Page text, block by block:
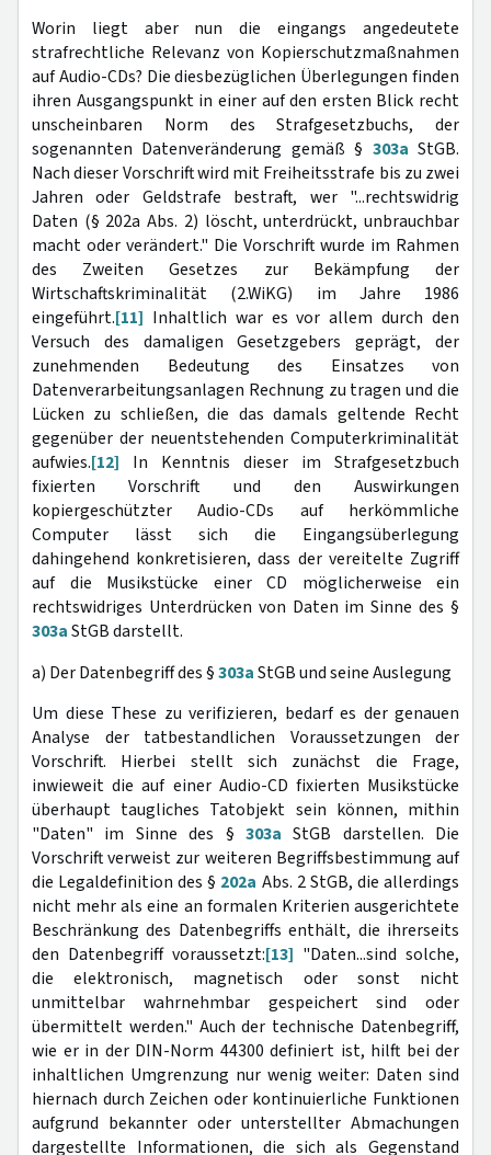
Worin liegt aber nun die eingangs angedeutete
strafrechtliche Relevanz von Kopierschutzmaßnahmen
auf Audio-CDs? Die diesbezüglichen Überlegungen finden
ihren Ausgangspunkt in einer auf den ersten Blick recht
unscheinbaren Norm des Strafgesetzbuchs, der
sogenannten Datenveränderung gemäß § 303a StGB.
Nach dieser Vorschrift wird mit Freiheitsstrafe bis zu zwei
Jahren oder Geldstrafe bestraft, wer "...rechtswidrig
Daten (§ 202a Abs. 2) löscht, unterdrückt, unbrauchbar
macht oder verändert." Die Vorschrift wurde im Rahmen
des Zweiten Gesetzes zur Bekämpfung der
Wirtschaftskriminalität (2.WiKG) im Jahre 1986
eingeführt.[11] Inhaltlich war es vor allem durch den
Versuch des damaligen Gesetzgebers geprägt, der
zunehmenden Bedeutung des Einsatzes von
Datenverarbeitungsanlagen Rechnung zu tragen und die
Lücken zu schließen, die das damals geltende Recht
gegenüber der neuentstehenden Computerkriminalität
aufwies.[12] In Kenntnis dieser im Strafgesetzbuch
fixierten Vorschrift und den Auswirkungen
kopiergeschützter Audio-CDs auf herkömmliche
Computer lässt sich die Eingangsüberlegung
dahingehend konkretisieren, dass der vereitelte Zugriff
auf die Musikstücke einer CD möglicherweise ein
rechtswidriges Unterdrücken von Daten im Sinne des §
303aStGB darstellt.
a) Der Datenbegriff des §303aStGB und seine Auslegung
Um diese These zu verifizieren, bedarf es der genauen
Analyse der tatbestandlichen Voraussetzungen der
Vorschrift. Hierbei stellt sich zunächst die Frage,
inwieweit die auf einer Audio-CD fixierten Musikstücke
überhaupt taugliches Tatobjekt sein können, mithin
"Daten" im Sinne des § 303a StGB darstellen. Die
Vorschrift verweist zur weiteren Begriffsbestimmung auf
die Legaldefinition des § 202a Abs. 2 StGB, die allerdings
nicht mehr als eine an formalen Kriterien ausgerichtete
Beschränkung des Datenbegriffs enthält, die ihrerseits
den Datenbegriff voraussetzt:[13] "Daten...sind solche,
die elektronisch, magnetisch oder sonst nicht
unmittelbar wahrnehmbar gespeichert sind oder
übermittelt werden." Auch der technische Datenbegriff,
wie er in der DIN-Norm 44300 definiert ist, hilft bei der
inhaltlichen Umgrenzung nur wenig weiter: Daten sind
hiernach durch Zeichen oder kontinuierliche Funktionen
aufgrund bekannter oder unterstellter Abmachungen
dargestellte Informationen, die sich als Gegenstand